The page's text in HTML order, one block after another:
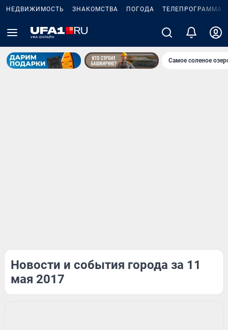
НЕДВИЖИМОСТЬ ЗНАКОМСТВА ПОГОДА ТЕЛЕПРОГРАММА
Самое соленое
Новости и события города за 11
мая 2017